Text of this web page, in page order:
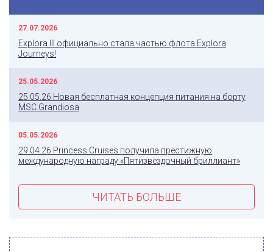
27.07.2026
Explora III официально стала частью флота Explora
Journeys!
25.05.2026
25.05.26 Новая бесплатная концепция питания на борту
MSC Grandiosa
05.05.2026
29.04.26 Princess Cruises получила престижную
международную награду «Пятизвездочный бриллиант»
ЧИТАТЬ БОЛЬШЕ